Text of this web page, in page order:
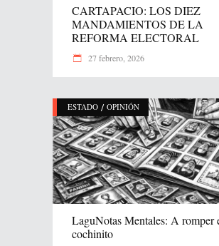
CARTAPACIO: LOS DIEZ
MANDAMIENTOS DE LA
REFORMA ELECTORAL
27 febrero, 2026
ESTADO / OPINIÓN
LaguNotas Mentales: A romper
cochinito